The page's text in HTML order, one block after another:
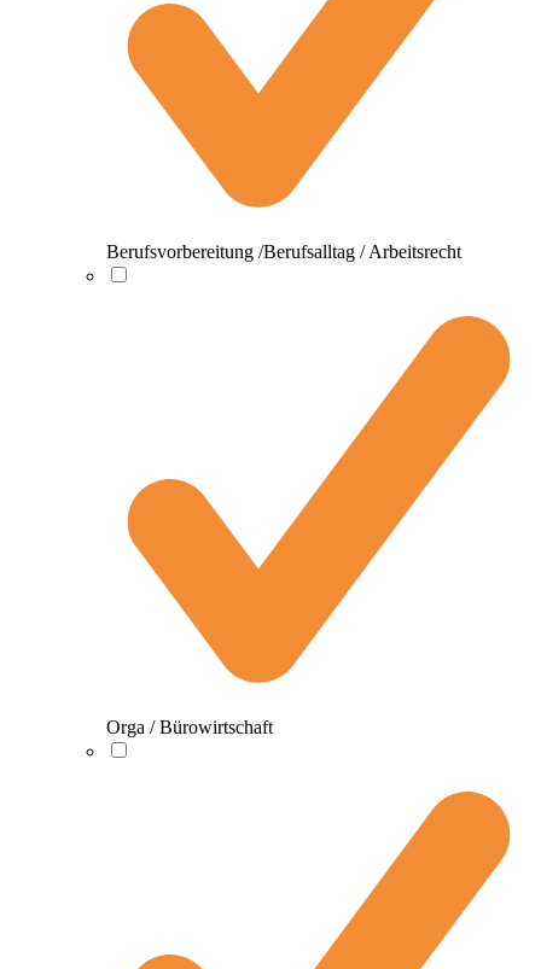
Berufsvorbereitung /Berufsalltag / Arbeitsrecht
Orga / Bürowirtschaft